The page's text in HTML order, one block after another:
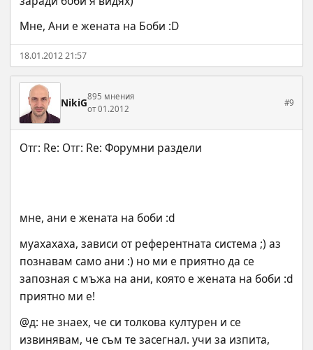
Мне, Ани е жената на Боби :D
18.01.2012 21:57
NikiG895 мнения
от 01.2012
#9
мне, ани е жената на боби :d
муахахаха, зависи от референтната система ;) аз
познавам само ани :) но ми е приятно да се
запозная с мъжа на ани, която е жената на боби :d
приятно ми е!
@д: не знаех, че си толкова културен и се
извинявам, че съм те засегнал. учи за изпита,